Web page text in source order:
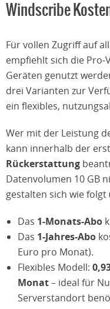
Windscribe
Für vollen Zugriff auf
empfiehlt sich die Pro-
Geräten genutzt
drei Varianten zur
ein flexibles,
Wer mit der Leistung
kann innerhalb der
Rückerstattung
Datenvolumen 10 GB
gestalten sich wie
Das 1-Monats-Abo
Das 1-Jahres-Abo
Euro pro Monat).
Flexibles Modell:
Monat– ideal für
Serverstandort